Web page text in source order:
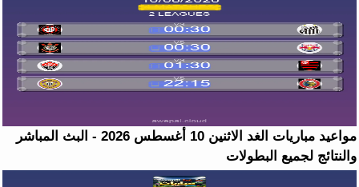
مواعيد مباريات الغد الاثنين 10 أغسطس 2026 - البث المباشر
والنتائج لجميع البطولات